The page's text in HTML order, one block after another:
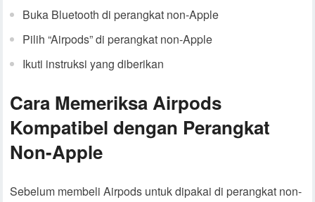
Buka Bluetooth di perangkat non-Apple
Pilih “Airpods” di perangkat non-Apple
Ikuti instruksi yang diberikan
Cara Memeriksa Airpods
Kompatibel dengan Perangkat
Non-Apple
Sebelum membeli Airpods untuk dipakai di perangkat non-